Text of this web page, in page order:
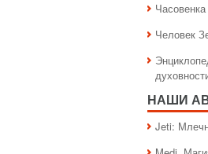
Человек
НАШИ
Jeti: